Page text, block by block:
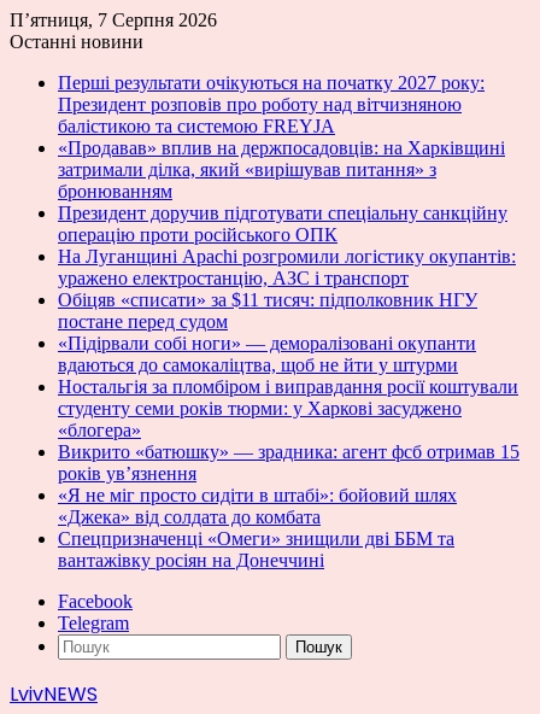
П’ятниця, 7 Серпня 2026
Останні новини
Перші результати очікуються на початку 2027 року:
Президент розповів про роботу над вітчизняною
балістикою та системою FREYJA
«Продавав» вплив на держпосадовців: на Харківщині
затримали ділка, який «вирішував питання» з
бронюванням
Президент доручив підготувати спеціальну санкційну
операцію проти російського ОПК
На Луганщині Apachi розгромили логістику окупантів:
уражено електростанцію, АЗС і транспорт
Обіцяв «списати» за $11 тисяч: підполковник НГУ
постане перед судом
«Підірвали собі ноги» — деморалізовані окупанти
вдаються до самокаліцтва, щоб не йти у штурми
Ностальгія за пломбіром і виправдання росії коштували
студенту семи років тюрми: у Харкові засуджено
«блогера»
Викрито «батюшку» — зрадника: агент фсб отримав 15
років ув’язнення
«Я не міг просто сидіти в штабі»: бойовий шлях
«Джека» від солдата до комбата
Спецпризначенці «Омеги» знищили дві ББМ та
вантажівку росіян на Донеччині
Facebook
Telegram
Пошук
LvivNEWS